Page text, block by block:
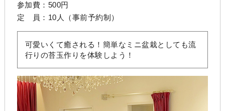
参加費：500円
定 員：10人（事前予約制）
可愛いくて癒される！簡単なミニ盆栽としても流
行りの苔玉作りを体験しよう！